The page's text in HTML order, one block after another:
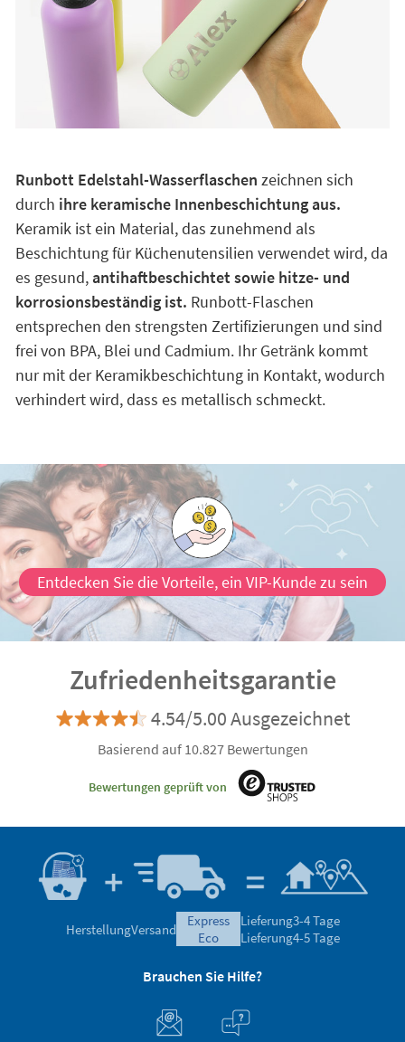
Runbott Edelstahl-Wasserflaschen zeichnen sich
durch ihre keramische Innenbeschichtung aus.
Keramik ist ein Material, das zunehmend als
Beschichtung für Küchenutensilien verwendet wird, da
es gesund,antihaftbeschichtet sowie hitze- und
korrosionsbeständig ist. Runbott-Flaschen
entsprechen den strengsten Zertifizierungen und sind
frei von BPA, Blei und Cadmium. Ihr Getränk kommt
nur mit der Keramikbeschichtung in Kontakt, wodurch
verhindert wird, dass es metallisch schmeckt.
Entdecken Sie die Vorteile, ein VIP-Kunde zu sein
Zufriedenheitsgarantie
4.54/5.00 Ausgezeichnet
Basierend auf 10.827 Bewertungen
Bewertungen geprüft von
HerstellungVersand
express
eco
Lieferung3-4 Tage
Lieferung4-5 Tage
Brauchen Sie Hilfe?